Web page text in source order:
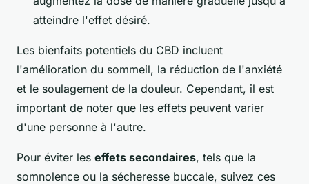
atteindre l'effet désiré.
Les bienfaits potentiels du CBD incluent
l'amélioration du sommeil, la réduction de l'anxiété
et le soulagement de la douleur. Cependant, il est
important de noter que les effets peuvent varier
d'une personne à l'autre.
Pour éviter les effets secondaires, tels que la
somnolence ou la sécheresse buccale, suivez ces